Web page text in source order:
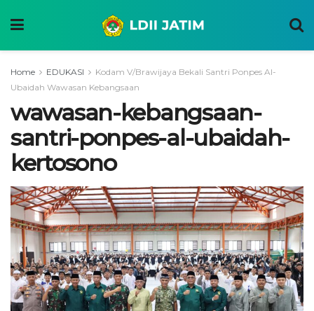
Home EDUKASI
Kodam V/Brawijaya Bekali Santri Ponpes Al-
Ubaidah Wawasan Kebangsaan
wawasan-kebangsaan-
santri-ponpes-al-ubaidah-
kertosono